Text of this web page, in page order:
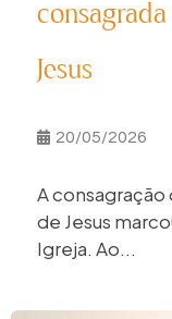
Jesus
20/05/2026
A consagração
de Jesus
Igreja. Ao...